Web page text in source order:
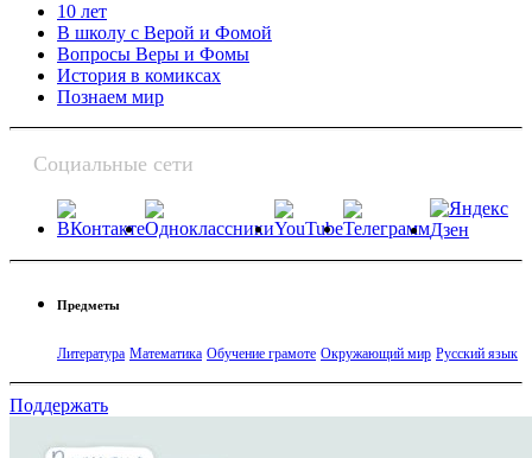
10 лет
В школу с Верой и Фомой
Вопросы Веры и Фомы
История в комиксах
Познаем мир
Социальные сети
Предметы
Литература Математика Обучение грамоте Окружающий мир Русский язык
Поддержать